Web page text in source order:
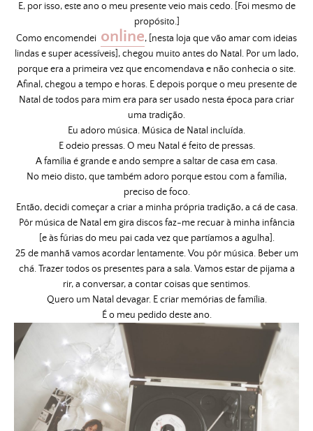
E, por isso, este ano o meu presente veio mais cedo. [Foi mesmo de
propósito.]
Como encomendei online, [nesta loja que vão amar com ideias
lindas e super acessíveis], chegou muito antes do Natal. Por um lado,
porque era a primeira vez que encomendava e não conhecia o site.
Afinal, chegou a tempo e horas. E depois porque o meu presente de
Natal de todos para mim era para ser usado nesta época para criar
uma tradição.
Eu adoro música. Música de Natal incluída.
E odeio pressas. O meu Natal é feito de pressas.
A família é grande e ando sempre a saltar de casa em casa.
No meio disto, que também adoro porque estou com a família,
preciso de foco.
Então, decidi começar a criar a minha própria tradição, a cá de casa.
Pôr música de Natal em gira discos faz-me recuar à minha infância
[e às fúrias do meu pai cada vez que partíamos a agulha].
25 de manhã vamos acordar lentamente. Vou pôr música. Beber um
chá. Trazer todos os presentes para a sala. Vamos estar de pijama a
rir, a conversar, a contar coisas que sentimos.
Quero um Natal devagar. E criar memórias de família.
É o meu pedido deste ano.